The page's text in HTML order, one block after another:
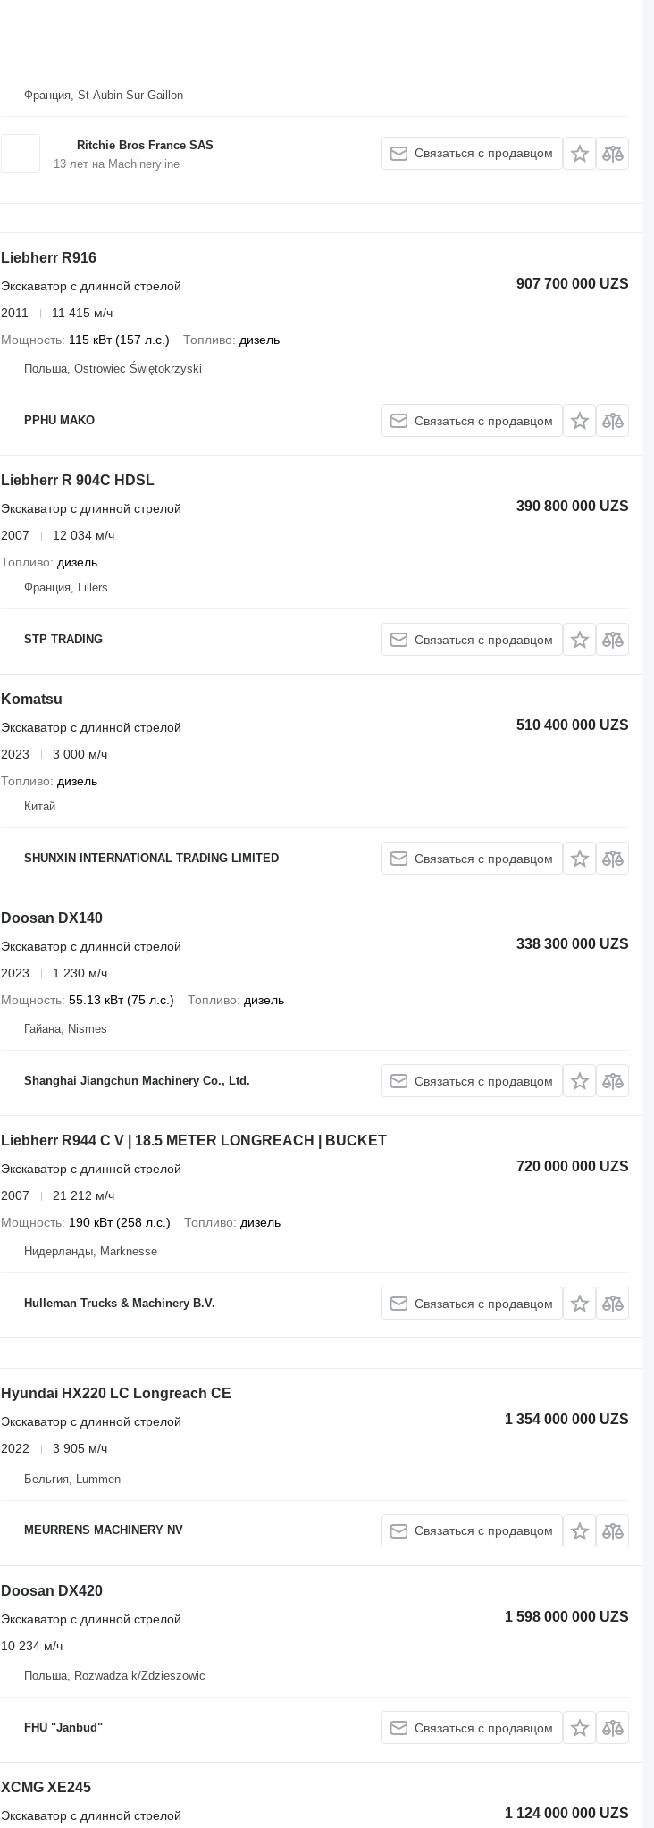
Франция, St Aubin Sur Gaillon
Ritchie Bros France SAS
13лет на Machineryline
Связаться с продавцом
Liebherr R916
907 700 000 UZS
Экскаватор с длинной стрелой
2011
11 415 м/ч
Мощность 115 кВт (157 л.с.) Топливо дизель
Польша, Ostrowiec Świętokrzyski
PPHU MAKO Связаться с продавцом
Liebherr R 904C HDSL
390 800 000 UZS
Экскаватор с длинной стрелой
2007
12 034 м/ч
Топливо дизель
Франция, Lillers
STP TRADING Связаться с продавцом
Komatsu
510 400 000 UZS
Экскаватор с длинной стрелой
2023
3 000 м/ч
Топливо дизель
Китай
SHUNXIN INTERNATIONAL TRADING LIMITED Связаться с продавцом
Doosan DX140
338 300 000 UZS
Экскаватор с длинной стрелой
2023
1 230 м/ч
Мощность 55.13 кВт (75 л.с.) Топливо дизель
Гайана, Nismes
Shanghai Jiangchun Machinery Co., Ltd. Связаться с продавцом
Liebherr R944 C V | 18.5 METER LONGREACH | BUCKET
720 000 000 UZS
Экскаватор с длинной стрелой
2007
21 212 м/ч
Мощность 190 кВт (258 л.с.) Топливо дизель
Нидерланды, Marknesse
Hulleman Trucks & Machinery B.V. Связаться с продавцом
Hyundai HX220 LC Longreach CE
1 354 000 000 UZS
Экскаватор с длинной стрелой
2022
3 905 м/ч
Бельгия, Lummen
MEURRENS MACHINERY NV Связаться с продавцом
Doosan DX420
1 598 000 000 UZS
Экскаватор с длинной стрелой
10 234 м/ч
Польша, Rozwadza k/Zdzieszowic
FHU "Janbud" Связаться с продавцом
XCMG XE245
1 124 000 000 UZS
Экскаватор с длинной стрелой